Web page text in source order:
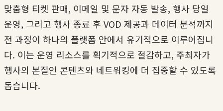
맞춤형 티켓 판매, 이메일 및 문자 자동 발송, 행사 당일
운영, 그리고 행사 종료 후 VOD 제공과 데이터 분석까지
전 과정이 하나의 플랫폼 안에서 유기적으로 이루어집니
다. 이는 운영 리소스를 획기적으로 절감하고, 주최자가
행사의 본질인 콘텐츠와 네트워킹에 더 집중할 수 있도록
돕습니다.